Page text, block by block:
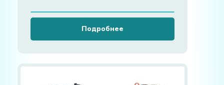
Подробнее